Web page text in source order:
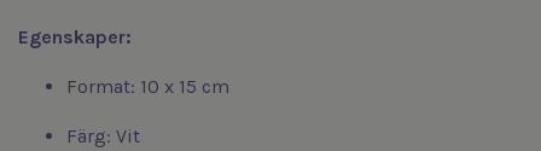
Egenskaper:
Format: 10 x 15 cm
Färg: Vit